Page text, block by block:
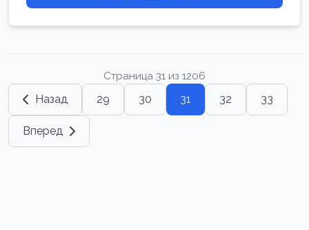
Страница 31 из 1206
Назад 29 30 31 32 33
Вперед